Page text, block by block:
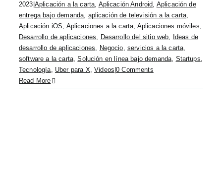
2023 Aplicación a la carta, Aplicación Android, Aplicación de
entrega bajo demanda, aplicación de televisión a la carta,
Aplicación iOS, Aplicaciones a la carta, Aplicaciones móviles,
Desarrollo de aplicaciones, Desarrollo del sitio web,
Ideas de
desarrollo de aplicaciones, Negocio, servicios a la carta,
software a la carta,Solución en línea bajo demanda, Startups,
Tecnología, Uber para X,Videos |0 Comments
Read More